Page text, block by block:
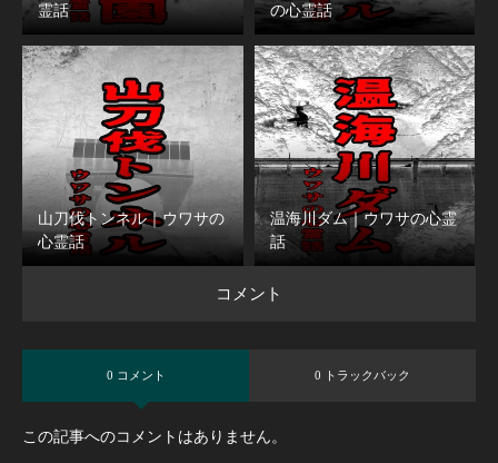
霊話
の心霊話
山刀伐トンネル｜ウワサの
心霊話
温海川ダム｜ウワサの心霊
話
コメント
0 コメント 0 トラックバック
この記事へのコメントはありません。